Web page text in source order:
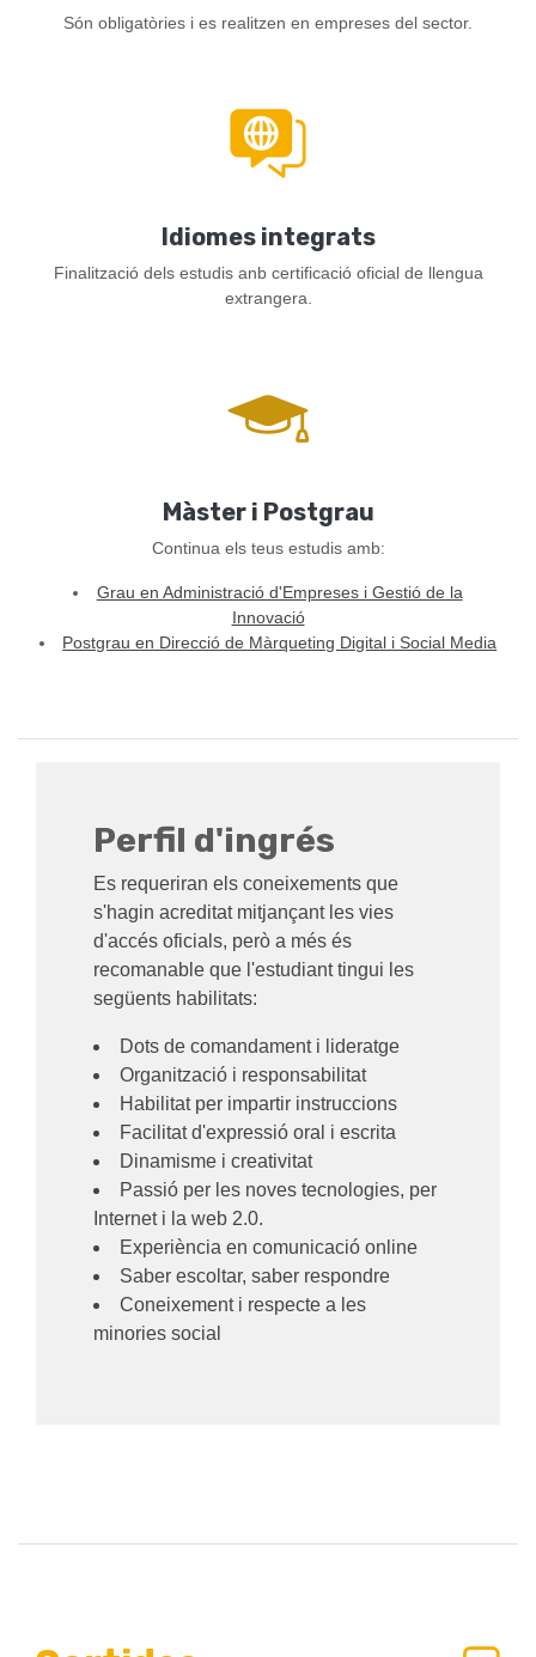
Són obligatòries i es realitzen en empreses del sector.
Idiomes integrats
Finalització dels estudis anb certificació oficial de llengua
extrangera.
Màster i Postgrau
Continua els teus estudis amb:
Grau en Administració d'Empreses i Gestió de la
Innovació
Postgrau en Direcció de Màrqueting Digital i Social Media
Perfil d'ingrés
Es requeriran els coneixements que
s'hagin acreditat mitjançant les vies
d'accés oficials, però a més és
recomanable que l'estudiant tingui les
següents habilitats:
Dots de comandament i lideratge
Organització i responsabilitat
Habilitat per impartir instruccions
Facilitat d'expressió oral i escrita
Dinamisme i creativitat
Passió per les noves tecnologies, per
Internet i la web 2.0.
Experiència en comunicació online
Saber escoltar, saber respondre
Coneixement i respecte a les
minories social